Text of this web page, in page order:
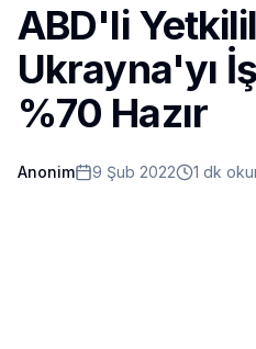
Dünya
Film ve Dizi
Kültür ve Sanat
Sağlık
ABD'li
Ukrayna'yı
%70 Hazır
Anonim 9 Şub 2022 1 dk